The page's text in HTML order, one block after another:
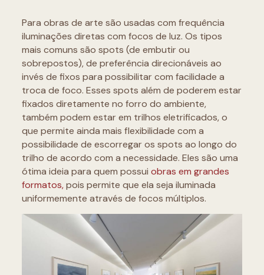
Para obras de arte são usadas com frequência
iluminações diretas com focos de luz. Os tipos
mais comuns são spots (de embutir ou
sobrepostos), de preferência direcionáveis ao
invés de fixos para possibilitar com facilidade a
troca de foco. Esses spots além de poderem estar
fixados diretamente no forro do ambiente,
também podem estar em trilhos eletrificados, o
que permite ainda mais flexibilidade com a
possibilidade de escorregar os spots ao longo do
trilho de acordo com a necessidade. Eles são uma
ótima ideia para quem possui obras em grandes
formatos,pois permite que ela seja iluminada
uniformemente através de focos múltiplos.